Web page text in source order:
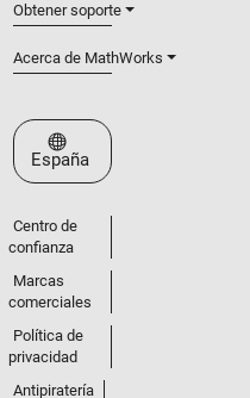
Obtener soporte
Acerca de MathWorks
Seleccione un país/idioma
España
Centro de
confianza
Marcas
comerciales
Política de
privacidad
Antipiratería